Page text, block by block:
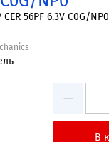
56PF 6.3V C0G/NP0
−